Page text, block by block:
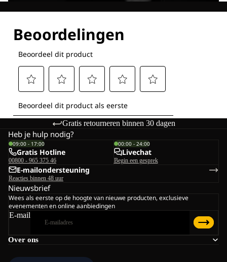
Gratis retourneren binnen 30 dagen
Over ons
Heb je hulp nodig?
09:00 - 17:00
Gratis Hotline
00800 - 965 375 46
00:00 - 24:00
Livechat
Begin een gesprek
E-mailondersteuning
Reacties binnen 48 uur
Nieuwsbrief
Wees als eerste op de hoogte van nieuwe producten, exclusieve
evenementen en online aanbiedingen
E-mail